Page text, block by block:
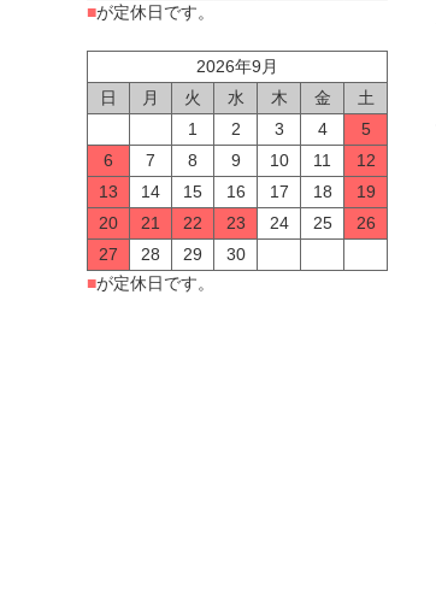
■が定休日です。
2026年9月
日
月 火 水 木 金
土
1
2 3 4
5
6
7 8 9 10 11
12
13
14 15 16 17 18
19
20
21 22 23 24 25
26
27
28 29
30
■が定休日です。